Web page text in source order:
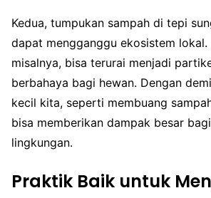
Kedua, tumpukan sampah di tepi
dapat mengganggu ekosistem lokal.
misalnya, bisa terurai menjadi
berbahaya bagi hewan. Dengan
kecil kita, seperti membuang
bisa memberikan dampak besar
lingkungan.
Praktik Baik untuk